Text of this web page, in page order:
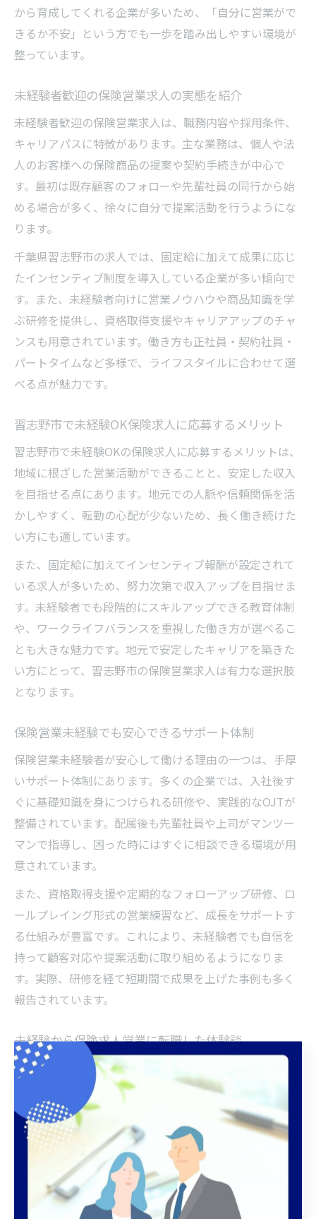
から育成してくれる企業が多いため、「自分に営業がで
きるか不安」という方でも一歩を踏み出しやすい環境が
整っています。
未経験者歓迎の保険営業求人の実態を紹介
未経験者歓迎の保険営業求人は、職務内容や採用条件、
キャリアパスに特徴があります。主な業務は、個人や法
人のお客様への保険商品の提案や契約手続きが中心で
す。最初は既存顧客のフォローや先輩社員の同行から始
める場合が多く、徐々に自分で提案活動を行うようにな
ります。
千葉県習志野市の求人では、固定給に加えて成果に応じ
たインセンティブ制度を導入している企業が多い傾向で
す。また、未経験者向けに営業ノウハウや商品知識を学
ぶ研修を提供し、資格取得支援やキャリアアップのチャ
ンスも用意されています。働き方も正社員・契約社員・
パートタイムなど多様で、ライフスタイルに合わせて選
べる点が魅力です。
習志野市で未経験OK保険求人に応募するメリット
習志野市で未経験OKの保険求人に応募するメリットは、
地域に根ざした営業活動ができることと、安定した収入
を目指せる点にあります。地元での人脈や信頼関係を活
かしやすく、転勤の心配が少ないため、長く働き続けた
い方にも適しています。
また、固定給に加えてインセンティブ報酬が設定されて
いる求人が多いため、努力次第で収入アップを目指せま
す。未経験者でも段階的にスキルアップできる教育体制
や、ワークライフバランスを重視した働き方が選べるこ
とも大きな魅力です。地元で安定したキャリアを築きた
い方にとって、習志野市の保険営業求人は有力な選択肢
となります。
保険営業未経験でも安心できるサポート体制
保険営業未経験者が安心して働ける理由の一つは、手厚
いサポート体制にあります。多くの企業では、入社後す
ぐに基礎知識を身につけられる研修や、実践的なOJTが
整備されています。配属後も先輩社員や上司がマンツー
マンで指導し、困った時にはすぐに相談できる環境が用
意されています。
また、資格取得支援や定期的なフォローアップ研修、ロ
ールプレイング形式の営業練習など、成長をサポートす
る仕組みが豊富です。これにより、未経験者でも自信を
持って顧客対応や提案活動に取り組めるようになりま
す。実際、研修を経て短期間で成果を上げた事例も多く
報告されています。
未経験から保険求人営業に転職した体験談
実際に未経験から保険営業に転職した方の体験談では、
「最初は不安だったが、研修や先輩のサポートのおかげ
で徐々に自信がついた」「お客様から感謝の言葉をもら
えることがやりがい」といった声が多く聞かれます。習
志野市で働く方の中には、地元での人脈を活かして新規
開拓に成功した例もあります。
また、「成果に応じた収入制度がモチベーションにつな